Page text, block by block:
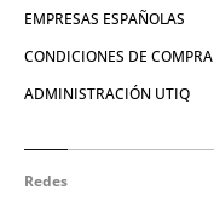
EMPRESAS ESPAÑOLAS
CONDICIONES DE COMPRA
ADMINISTRACIÓN UTIQ
Redes